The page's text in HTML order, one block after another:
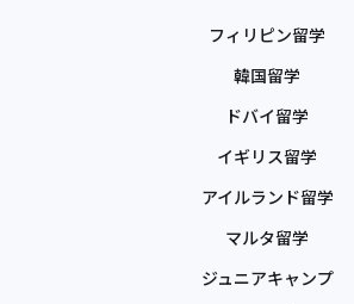
フィリピン留学
韓国留学
ドバイ留学
イギリス留学
アイルランド留学
マルタ留学
ジュニアキャンプ